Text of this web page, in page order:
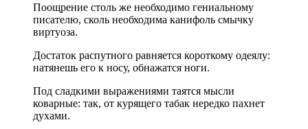
Поощрение столь же необходимо гениальному
писателю, сколь необходима канифоль смычку
виртуоза.
Достаток распутного равняется короткому одеялу:
натянешь его к носу, обнажатся ноги.
Под сладкими выражениями таятся мысли
коварные: так, от курящего табак нередко пахнет
духами.